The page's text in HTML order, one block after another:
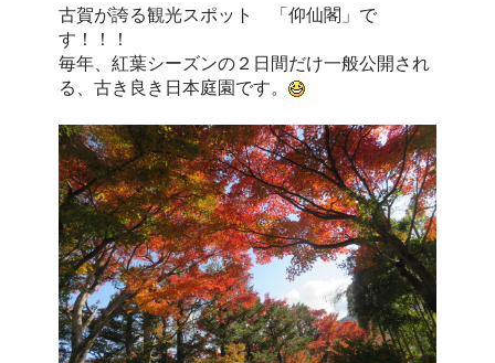
古賀が誇る観光スポット 「仰仙閣」で
す！！！
毎年、紅葉シーズンの２日間だけ一般公開され
る、古き良き日本庭園です。